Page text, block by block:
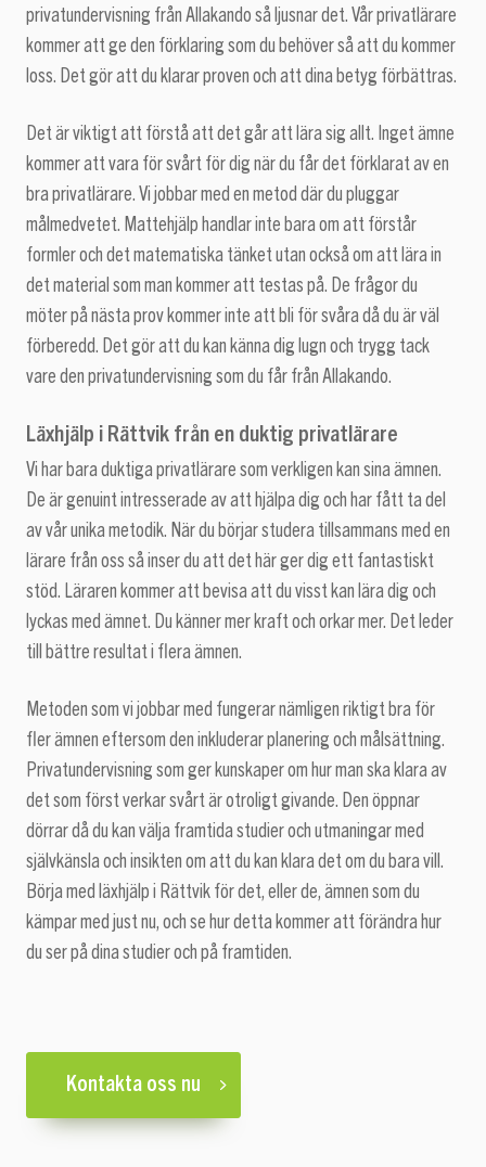
privatundervisning från Allakando så ljusnar det. Vår privatlärare
kommer att ge den förklaring som du behöver så att du kommer
loss. Det gör att du klarar proven och att dina betyg förbättras.
Det är viktigt att förstå att det går att lära sig allt. Inget ämne
kommer att vara för svårt för dig när du får det förklarat av en
bra privatlärare. Vi jobbar med en metod där du pluggar
målmedvetet. Mattehjälp handlar inte bara om att förstår
formler och det matematiska tänket utan också om att lära in
det material som man kommer att testas på. De frågor du
möter på nästa prov kommer inte att bli för svåra då du är väl
förberedd. Det gör att du kan känna dig lugn och trygg tack
vare den privatundervisning som du får från Allakando.
Läxhjälp i Rättvik från en duktig privatlärare
Vi har bara duktiga privatlärare som verkligen kan sina ämnen.
De är genuint intresserade av att hjälpa dig och har fått ta del
av vår unika metodik. När du börjar studera tillsammans med en
lärare från oss så inser du att det här ger dig ett fantastiskt
stöd. Läraren kommer att bevisa att du visst kan lära dig och
lyckas med ämnet. Du känner mer kraft och orkar mer. Det leder
till bättre resultat i flera ämnen.
Metoden som vi jobbar med fungerar nämligen riktigt bra för
fler ämnen eftersom den inkluderar planering och målsättning.
Privatundervisning som ger kunskaper om hur man ska klara av
det som först verkar svårt är otroligt givande. Den öppnar
dörrar då du kan välja framtida studier och utmaningar med
självkänsla och insikten om att du kan klara det om du bara vill.
Börja med läxhjälp i Rättvik för det, eller de, ämnen som du
kämpar med just nu, och se hur detta kommer att förändra hur
du ser på dina studier och på framtiden.
Kontakta oss nu